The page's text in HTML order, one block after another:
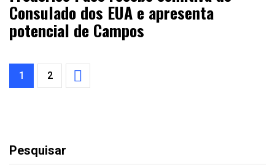
Consulado dos EUA e apresenta
potencial de Campos
1 2
Pesquisar